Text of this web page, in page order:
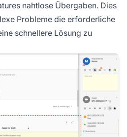
nahtlose Übergaben. Dies
Probleme die erforderliche
schnellere Lösung zu